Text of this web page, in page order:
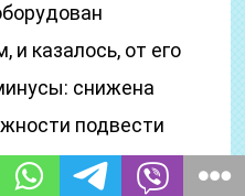
казалось, от его
снижена
подвести
что новый